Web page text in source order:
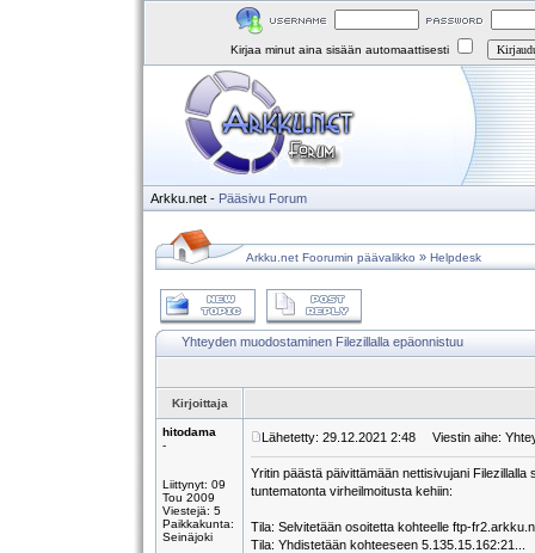
Kirjaa minut aina sisään automaattisesti
Arkku.net - Pääsivu Forum
Arkku.net Foorumin päävalikko » Helpdesk
Yhteyden muodostaminen Filezillalla epäonnistuu
Kirjoittaja
hitodama
-
Liittynyt: 09
Tou 2009
Viestejä: 5
Paikkakunta:
Seinäjoki
Lähetetty: 29.12.2021 2:48 Viestin aihe:
Yritin päästä päivittämään nettisivujani
tuntematonta virheilmoitusta kehiin:
Tila: Selvitetään osoitetta kohteelle ftp-
Tila: Yhdistetään kohteeseen 5.135.15.162:21...